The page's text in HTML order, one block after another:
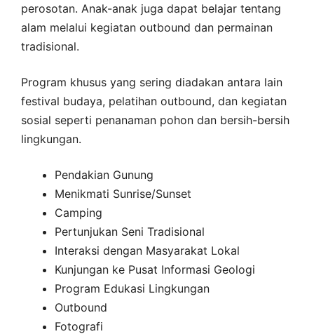
perosotan. Anak-anak juga dapat belajar tentang
alam melalui kegiatan outbound dan permainan
tradisional.
Program khusus yang sering diadakan antara lain
festival budaya, pelatihan outbound, dan kegiatan
sosial seperti penanaman pohon dan bersih-bersih
lingkungan.
Pendakian Gunung
Menikmati Sunrise/Sunset
Camping
Pertunjukan Seni Tradisional
Interaksi dengan Masyarakat Lokal
Kunjungan ke Pusat Informasi Geologi
Program Edukasi Lingkungan
Outbound
Fotografi